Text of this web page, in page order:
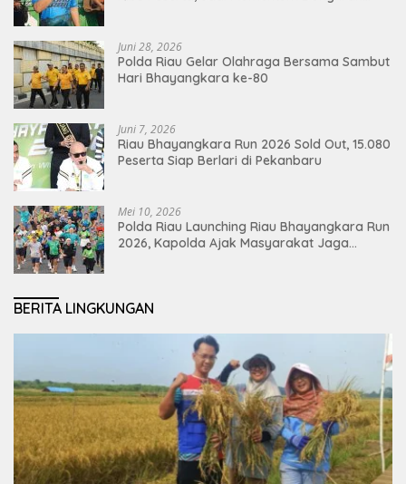
Juni 28, 2026
Polda Riau Gelar Olahraga Bersama Sambut
Hari Bhayangkara ke-80
Juni 7, 2026
Riau Bhayangkara Run 2026 Sold Out, 15.080
Peserta Siap Berlari di Pekanbaru
Mei 10, 2026
Polda Riau Launching Riau Bhayangkara Run
2026, Kapolda Ajak Masyarakat Jaga
BERITA LINGKUNGAN